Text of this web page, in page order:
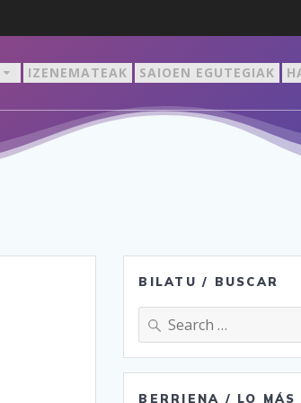
IZENEMATEAK SAIOEN EGUTEGIAK
BILATU / BUSCAR
Search
for:
BERRIENA / LO MÁS